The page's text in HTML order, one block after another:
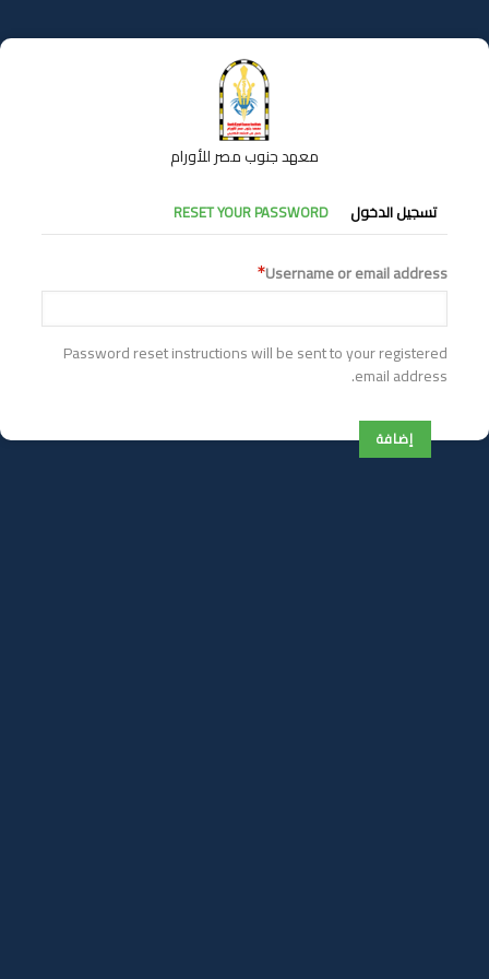
إلى
المحتوى
معهد جنوب مصر للأورام
التبويبات
الأساسية
تسجيل الدخول RESET YOUR PASSWORD
Username or email address
Password reset instructions will be sent to your registered
email address.